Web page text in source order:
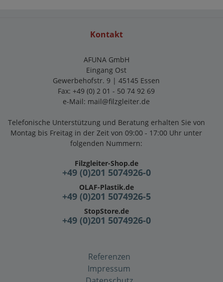
Kontakt
AFUNA GmbH
Eingang Ost
Gewerbehofstr. 9 | 45145 Essen
Fax: +49 (0) 2 01 - 50 74 92 69
e-Mail: mail@filzgleiter.de
Telefonische Unterstützung und Beratung erhalten Sie von
Montag bis Freitag in der Zeit von 09:00 - 17:00 Uhr unter
folgenden Nummern:
Filzgleiter-Shop.de
+49 (0)201 5074926-0
OLAF-Plastik.de
+49 (0)201 5074926-5
StopStore.de
+49 (0)201 5074926-0
Referenzen
Impressum